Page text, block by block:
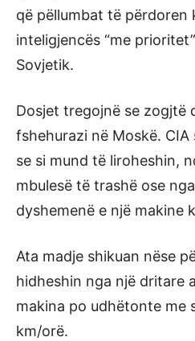
që pëllumbat të përdoren
inteligjencës “me
Sovjetik.
Dosjet tregojnë se zogjtë
fshehurazi në Moskë.
se si mund të liroheshin,
mbulesë të trashë ose
dyshemenë e një makine
Ata madje shikuan nëse
hidheshin nga një dritare
makina po udhëtonte me
km/orë.